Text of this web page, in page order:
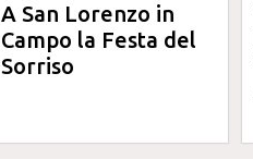
A San Lorenzo in
Campo la Festa del
Sorriso